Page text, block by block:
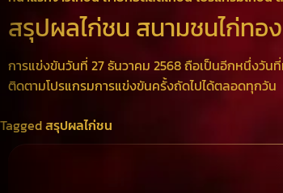
สรุปผลไก่ชน สนามชนไก่ทอ
การแข่งขันวันที่ 27 ธันวาคม 2568 ถือเป็นอีกหนึ่งวั
ติดตามโปรแกรมการแข่งขันครั้งถัดไปได้ตลอดทุกวัน
Taggedสรุปผลไก่ชน